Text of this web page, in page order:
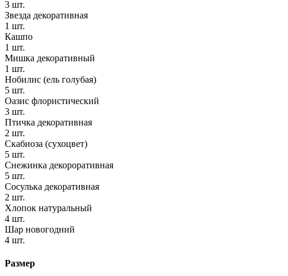
3 шт.
Звезда декоративная
1 шт.
Кашпо
1 шт.
Мишка декоративный
1 шт.
Нобилис (ель голубая)
5 шт.
Оазис флористический
3 шт.
Птичка декоративная
2 шт.
Скабиоза (сухоцвет)
5 шт.
Снежинка декороративная
5 шт.
Сосулька декоративная
2 шт.
Хлопок натуральный
4 шт.
Шар новогодний
4 шт.
Размер